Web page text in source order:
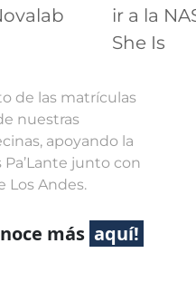
ir a la
She Is
de las matrículas
nuestras
apoyando la
junto con
Los Andes.
más